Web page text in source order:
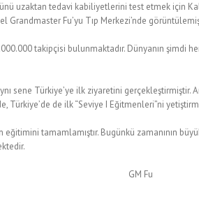
uzaktan tedavi kabiliyetlerini test etmek için
Fu’yu Tıp Merkezi’nde
takipçisi bulunmaktadır. Dünyanın
sene Türkiye’ye ilk ziyaretini
de ilk “Seviye I Eğitmenleri”ni
tamamlamıştır. Bugünkü zamanının